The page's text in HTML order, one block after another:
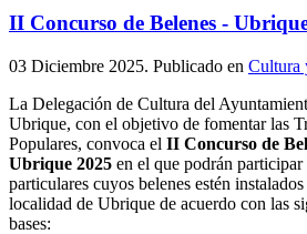
II Concurso de Belenes -
03 Diciembre 2025. Publicado en Cultura
La Delegación de Cultura del
Ubrique, con el objetivo de fomentar las
Populares, convoca el II Concurso de
Ubrique 2025 en el que podrán participar
particulares cuyos belenes estén instalados
localidad de Ubrique de acuerdo con las
bases: